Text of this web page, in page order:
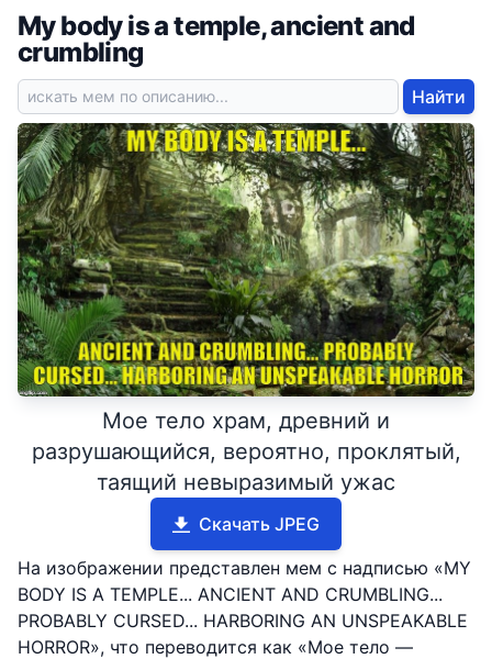
My body is a temple, ancient and
crumbling
Найти
Мое тело храм, древний и
разрушающийся, вероятно, проклятый,
таящий невыразимый ужас
Скачать JPEG
На изображении представлен мем с надписью «MY
BODY IS A TEMPLE... ANCIENT AND CRUMBLING...
PROBABLY CURSED... HARBORING AN UNSPEAKABLE
HORROR», что переводится как «Мое тело —